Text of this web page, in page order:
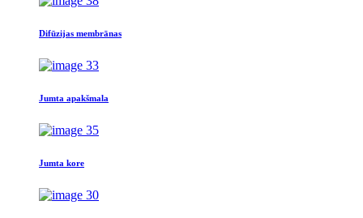
Difūzijas membrānas
Jumta apakšmala
Jumta kore